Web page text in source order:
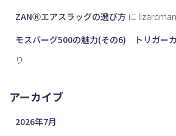
ZANⓇエアスラッグの選び方 に
モスバーグ500の魅力(その6) トリガー
り
アーカイブ
2026年7月